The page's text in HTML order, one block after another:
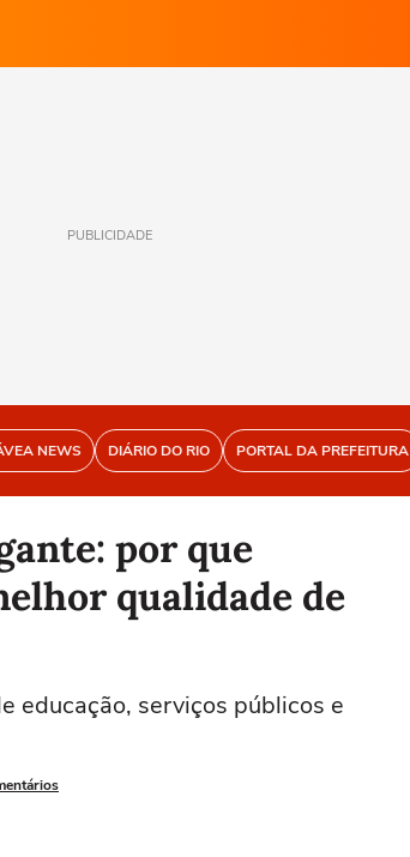
PUBLICIDADE
NEWS DIÁRIO DO RIO PORTAL DA PREFEITURA
por que
qualidade de
educação, serviços públicos e